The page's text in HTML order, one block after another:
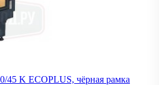
45 K ECOPLUS, чёрная рамка